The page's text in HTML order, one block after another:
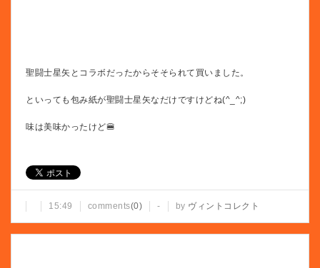
聖闘士星矢とコラボだったからそそられて買いました。
といっても包み紙が聖闘士星矢なだけですけどね(^_^;)
味は美味かったけど🍔
15:49 comments(0) - by ヴィントコレクト